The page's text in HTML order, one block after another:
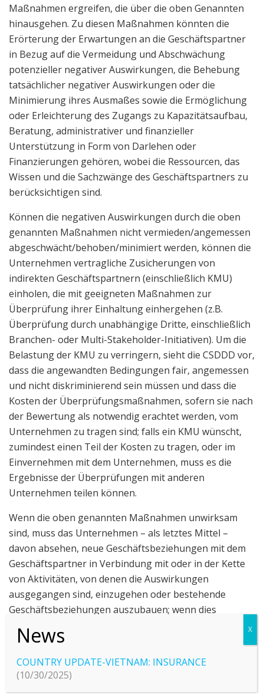
Maßnahmen ergreifen, die über die oben Genannten
hinausgehen. Zu diesen Maßnahmen könnten die
Erörterung der Erwartungen an die Geschäftspartner
in Bezug auf die Vermeidung und Abschwächung
potenzieller negativer Auswirkungen, die Behebung
tatsächlicher negativer Auswirkungen oder die
Minimierung ihres Ausmaßes sowie die Ermöglichung
oder Erleichterung des Zugangs zu Kapazitätsaufbau,
Beratung, administrativer und finanzieller
Unterstützung in Form von Darlehen oder
Finanzierungen gehören, wobei die Ressourcen, das
Wissen und die Sachzwänge des Geschäftspartners zu
berücksichtigen sind.
Können die negativen Auswirkungen durch die oben
genannten Maßnahmen nicht vermieden/angemessen
abgeschwächt/behoben/minimiert werden, können die
Unternehmen vertragliche Zusicherungen von
indirekten Geschäftspartnern (einschließlich KMU)
einholen, die mit geeigneten Maßnahmen zur
Überprüfung ihrer Einhaltung einhergehen (z.B.
Überprüfung durch unabhängige Dritte, einschließlich
Branchen- oder Multi-Stakeholder-Initiativen). Um die
Belastung der KMU zu verringern, sieht die CSDDD vor,
dass die angewandten Bedingungen fair, angemessen
und nicht diskriminierend sein müssen und dass die
Kosten der Überprüfungsmaßnahmen, sofern sie nach
der Bewertung als notwendig erachtet werden, vom
Unternehmen zu tragen sind; falls ein KMU wünscht,
zumindest einen Teil der Kosten zu tragen, oder im
Einvernehmen mit dem Unternehmen, muss es die
Ergebnisse der Überprüfungen mit anderen
Unternehmen teilen können.
Wenn die oben genannten Maßnahmen unwirksam
sind, muss das Unternehmen – als letztes Mittel –
davon absehen, neue Geschäftsbeziehungen mit dem
Geschäftspartner in Verbindung mit oder in der Kette
von Aktivitäten, von denen die Auswirkungen
ausgegangen sind, einzugehen oder bestehende
Geschäftsbeziehungen auszubauen; wenn dies
die Folgen der Aussetzung oder Beendigung der
Geschäftsbeziehungen jene der negativen
Auswirkungen aufwiegen würden, muss das
COUNTRY UPDATE-VIETNAM: INSURANCE
(10/30/2025)